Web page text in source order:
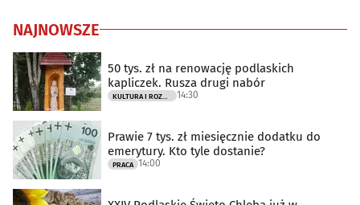
NAJNOWSZE
50 tys. zł na renowację podlaskich
kapliczek. Rusza drugi nabór
KULTURA I ROZRYWKA 14:30
Prawie 7 tys. zł miesięcznie dodatku do
emerytury. Kto tyle dostanie?
PRACA 14:00